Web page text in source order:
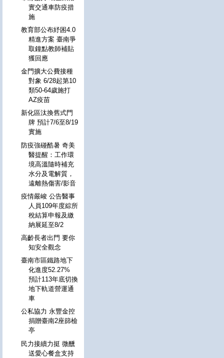
實交通車防疫措
施
教育部公布紓困4.0
精進方案 臺南爭
取鐘點教師補貼
獲回應
金門擴大公費接種
對象 6/28起第10
類50-64歲施打
AZ疫苗
新化區汰換舊式門
牌 預計7/6至8/19
實施
防疫強碰酷暑 奇美
醫提醒：工作環
境高溫隨時補充
水分及電解質，
遠離熱傷害/影音
疫情嚴峻 公告醫事
人員109年度綜所
稅結算申報及繳
納展延至8/2
高齡長者出門 要你
知安全觀念
臺南市區鐵路地下
化進度52.27%
預計113年底切換
地下軌道營運通
車
公私協力 永豐金控
捐贈臺南2座篩檢
亭
民力接續力挺 微醺
送愛心餐盒支持